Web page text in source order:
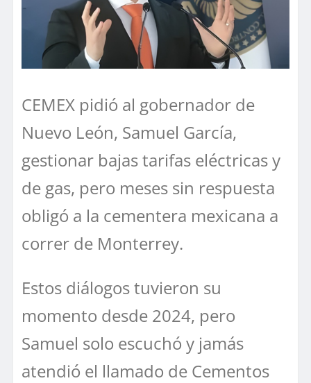
CEMEX pidió al gobernador de
Nuevo León, Samuel García,
gestionar bajas tarifas eléctricas y
de gas, pero meses sin respuesta
obligó a la cementera mexicana a
correr de Monterrey.
Estos diálogos tuvieron su
momento desde 2024, pero
Samuel solo escuchó y jamás
atendió el llamado de Cementos